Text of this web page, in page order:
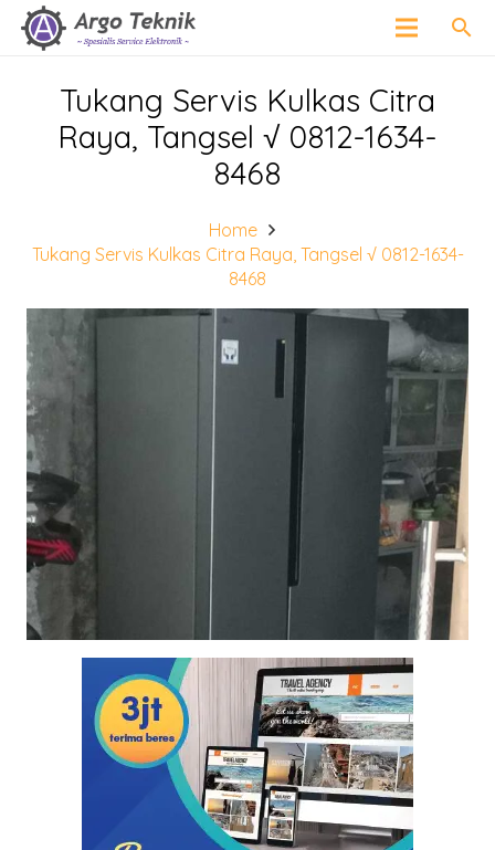
search
Tukang Servis Kulkas Citra
Raya, Tangsel √ 0812-1634-
8468
Home
Tukang Servis Kulkas Citra Raya, Tangsel √ 0812-1634-
8468